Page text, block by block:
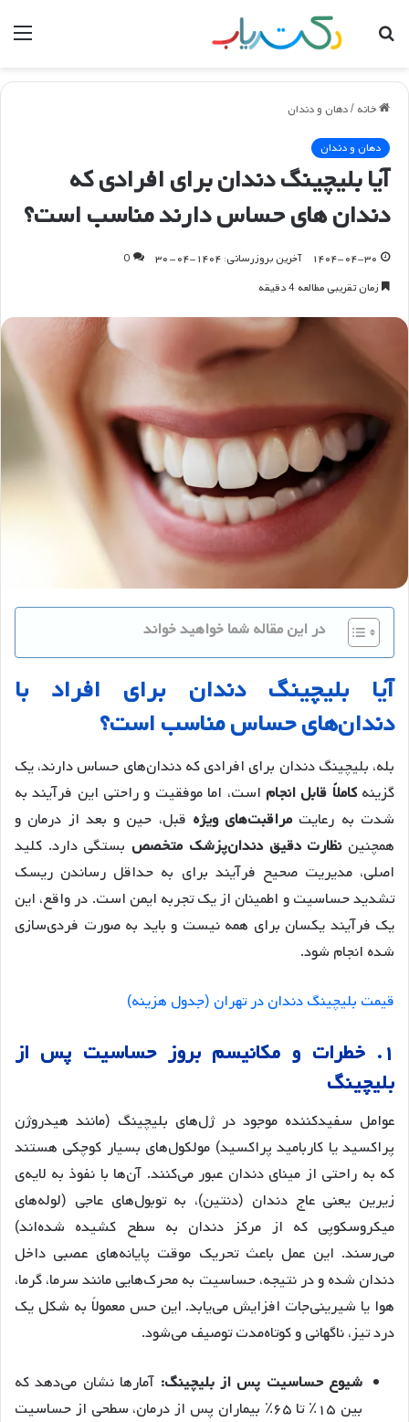
جستجو
خانه /دهان و دندان
دهان و دندان
آیا بلیچینگ دندان برای افرادی که
دندان های حساس دارند مناسب است؟
۱۴۰۴-۰۴-۳۰ آخرین بروزرسانی: ۱۴۰۴-۰۴-۳۰
0
زمان تقریبی مطالعه 4 دقیقه
در این مقاله شما خواهید خواند
آیا بلیچینگ دندان برای افراد با
دندان‌های حساس مناسب است؟
بله، بلیچینگ دندان برای افرادی که دندان‌های حساس دارند، یک
گزینهکاملاً قابل انجام است، اما موفقیت و راحتی این فرآیند به
شدت به رعایتمراقبت‌های ویژه قبل، حین و بعد از درمان و
همچنیننظارت دقیق دندان‌پزشک متخصص بستگی دارد. کلید
اصلی، مدیریت صحیح فرآیند برای به حداقل رساندن ریسک
تشدید حساسیت و اطمینان از یک تجربه ایمن است. در واقع، این
یک فرآیند یکسان برای همه نیست و باید به صورت فردی‌سازی
شده انجام شود.
قیمت بلیچینگ دندان در تهران (جدول هزینه)
۱. خطرات و مکانیسم بروز حساسیت پس از
بلیچینگ
عوامل سفیدکننده موجود در ژل‌های بلیچینگ (مانند هیدروژن
پراکسید یا کاربامید پراکسید) مولکول‌های بسیار کوچکی هستند
که به راحتی از مینای دندان عبور می‌کنند. آن‌ها با نفوذ به لایه‌ی
زیرین یعنی عاج دندان (دنتین)، به توبول‌های عاجی (لوله‌های
میکروسکوپی که از مرکز دندان به سطح کشیده شده‌اند)
می‌رسند. این عمل باعث تحریک موقت پایانه‌های عصبی داخل
دندان شده و در نتیجه، حساسیت به محرک‌هایی مانند سرما، گرما،
هوا یا شیرینی‌جات افزایش می‌یابد. این حس معمولاً به شکل یک
درد تیز، ناگهانی و کوتاه‌مدت توصیف می‌شود.
شیوع حساسیت پس از بلیچینگ: آمارها نشان می‌دهد که
بین ۱۵٪ تا ۶۵٪ بیماران پس از درمان، سطحی از حساسیت